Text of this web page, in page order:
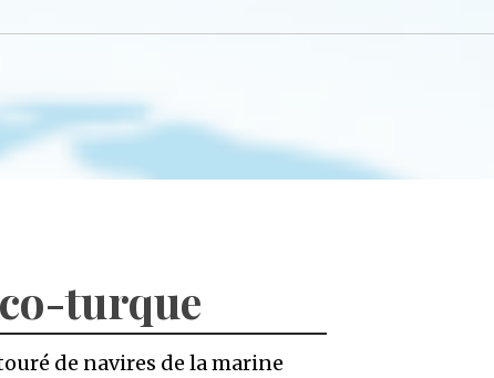
turque
de navires de la marine